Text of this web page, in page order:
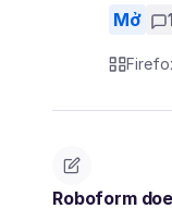
Mở
Roboform